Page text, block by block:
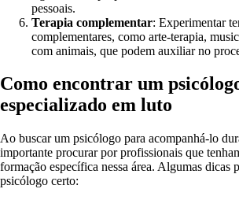
pessoais.
Terapia complementar: Experimentar
complementares, como arte-terapia,
com animais, que podem auxiliar no
Como encontrar um
especializado em luto
Ao buscar um psicólogo para acompanhá-lo
importante procurar por profissionais que
formação específica nessa área. Algumas dicas
psicólogo certo: